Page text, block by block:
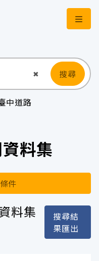
料開
✖ 清空輸入
搜尋
中道路
料集
件
料集
搜尋結
果匯出